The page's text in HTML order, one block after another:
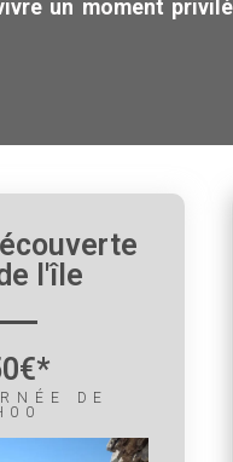
un moment
l'île
DE